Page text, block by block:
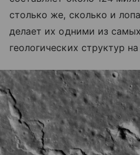
столько же, сколько и
делает их одними из
геологических структур